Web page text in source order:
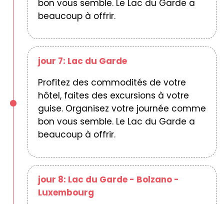
bon vous semble. Le Lac du Garde a
beaucoup à offrir.
jour 7: Lac du Garde
Profitez des commodités de votre
hôtel, faites des excursions à votre
guise. Organisez votre journée comme
bon vous semble. Le Lac du Garde a
beaucoup à offrir.
jour 8: Lac du Garde - Bolzano -
Luxembourg